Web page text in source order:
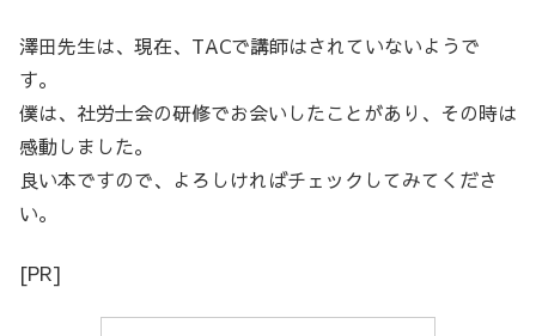
澤田先生は、現在、TACで講師はされていないようで
す。
僕は、社労士会の研修でお会いしたことがあり、その時は
感動しました。
良い本ですので、よろしければチェックしてみてくださ
い。
[PR]